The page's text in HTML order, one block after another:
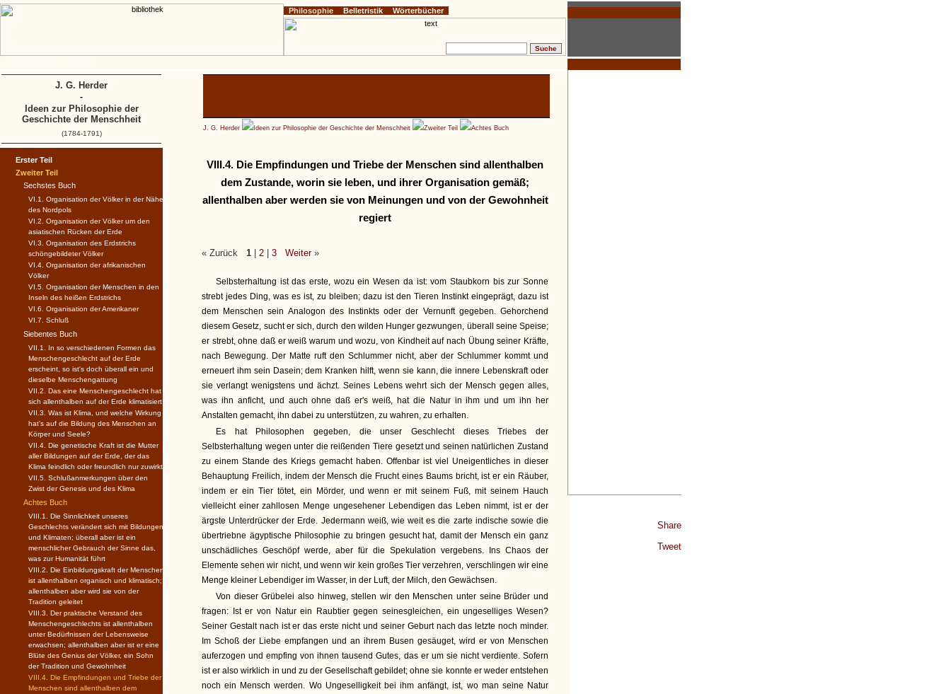
Share
Tweet
J. G. Herder Ideen zur Philosophie der Geschichte der Menschheit Zweiter Teil Achtes Buch
VIII.4. Die Empfindungen und Triebe der Menschen sind allenthalben
dem Zustande, worin sie leben, und ihrer Organisation gemäß;
allenthalben aber werden sie von Meinungen und von der Gewohnheit
regiert
« Zurück 1 2 3 Weiter»
Selbsterhaltung ist das erste, wozu ein Wesen da ist: vom Staubkorn bis zur Sonne
strebt jedes Ding, was es ist, zu bleiben; dazu ist den Tieren Instinkt eingeprägt, dazu ist
dem Menschen sein Analogon des Instinkts oder der Vernunft gegeben. Gehorchend
diesem Gesetz, sucht er sich, durch den wilden Hunger gezwungen, überall seine Speise;
er strebt, ohne daß er weiß warum und wozu, von Kindheit auf nach Übung seiner Kräfte,
nach Bewegung. Der Matte ruft den Schlummer nicht, aber der Schlummer kommt und
erneuert ihm sein Dasein; dem Kranken hilft, wenn sie kann, die innere Lebenskraft oder
sie verlangt wenigstens und ächzt. Seines Lebens wehrt sich der Mensch gegen alles,
was ihn anficht, und auch ohne daß er's weiß, hat die Natur in ihm und um ihn her
Anstalten gemacht, ihn dabei zu unterstützen, zu wahren, zu erhalten.
Es hat Philosophen gegeben, die unser Geschlecht dieses Triebes der
Selbsterhaltung wegen unter die reißenden Tiere gesetzt und seinen natürlichen Zustand
zu einem Stande des Kriegs gemacht haben. Offenbar ist viel Uneigentliches in dieser
Behauptung Freilich, indem der Mensch die Frucht eines Baums bricht, ist er ein Räuber,
indem er ein Tier tötet, ein Mörder, und wenn er mit seinem Fuß, mit seinem Hauch
vielleicht einer zahllosen Menge ungesehener Lebendigen das Leben nimmt, ist er der
ärgste Unterdrücker der Erde. Jedermann weiß, wie weit es die zarte indische sowie die
übertriebne ägyptische Philosophie zu bringen gesucht hat, damit der Mensch ein ganz
unschädliches Geschöpf werde, aber für die Spekulation vergebens. Ins Chaos der
Elemente sehen wir nicht, und wenn wir kein großes Tier verzehren, verschlingen wir eine
Menge kleiner Lebendiger im Wasser, in der Luft, der Milch, den Gewächsen.
Von dieser Grübelei also hinweg, stellen wir den Menschen unter seine Brüder und
fragen: Ist er von Natur ein Raubtier gegen seinesgleichen, ein ungeselliges Wesen?
Seiner Gestalt nach ist er das erste nicht und seiner Geburt nach das letzte noch minder.
Im Schoß der Liebe empfangen und an ihrem Busen gesäuget, wird er von Menschen
auferzogen und empfing von ihnen tausend Gutes, das er um sie nicht verdiente. Sofern
ist er also wirklich in und zu der Gesellschaft gebildet; ohne sie konnte er weder entstehen
noch ein Mensch werden. Wo Ungeselligkeit bei ihm anfängt, ist, wo man seine Natur
Erster Teil
Zweiter Teil
Sechstes Buch
VI.1. Organisation der Völker in der Nähe
des Nordpols
VI.2. Organisation der Völker um den
asiatischen Rücken der Erde
VI.3. Organisation des Erdstrichs
schöngebildeter Völker
VI.4. Organisation der afrikanischen
Völker
VI.5. Organisation der Menschen in den
Inseln des heißen Erdstrichs
VI.6. Organisation der Amerikaner
VI.7. Schluß
Siebentes Buch
VII.1. In so verschiedenen Formen das
Menschengeschlecht auf der Erde
erscheint, so ist's doch überall ein und
dieselbe Menschengattung
VII.2. Das eine Menschengeschlecht hat
sich allenthalben auf der Erde klimatisiert
VII.3. Was ist Klima, und welche Wirkung
hat's auf die Bildung des Menschen an
Körper und Seele?
VII.4. Die genetische Kraft ist die Mutter
aller Bildungen auf der Erde, der das
Klima feindlich oder freundlich nur zuwirkt
VII.5. Schlußanmerkungen über den
Zwist der Genesis und des Klima
Achtes Buch
VIII.1. Die Sinnlichkeit unseres
Geschlechts verändert sich mit Bildungen
und Klimaten; überall aber ist ein
menschlicher Gebrauch der Sinne das,
was zur Humanität führt
VIII.2. Die Einbildungskraft der Menschen
ist allenthalben organisch und klimatisch;
allenthalben aber wird sie von der
Tradition geleitet
VIII.3. Der praktische Verstand des
Menschengeschlechts ist allenthalben
unter Bedürfnissen der Lebensweise
erwachsen; allenthalben aber ist er eine
Blüte des Genius der Völker, ein Sohn
der Tradition und Gewohnheit
VIII.4. Die Empfindungen und Triebe der
Menschen sind allenthalben dem
Philosophie Belletristik Wörterbücher
J. G. Herder
-
Ideen zur Philosophie der
Geschichte der Menschheit
(1784-1791)